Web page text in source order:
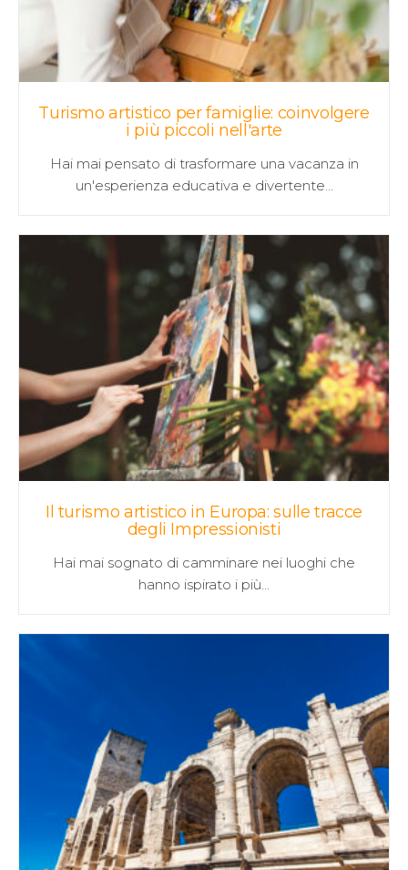
Turismo artistico per famiglie: coinvolgere
i più piccoli nell'arte
Hai mai pensato di trasformare una vacanza in
un'esperienza educativa e divertente…
Il turismo artistico in Europa: sulle tracce
degli Impressionisti
Hai mai sognato di camminare nei luoghi che
hanno ispirato i più…